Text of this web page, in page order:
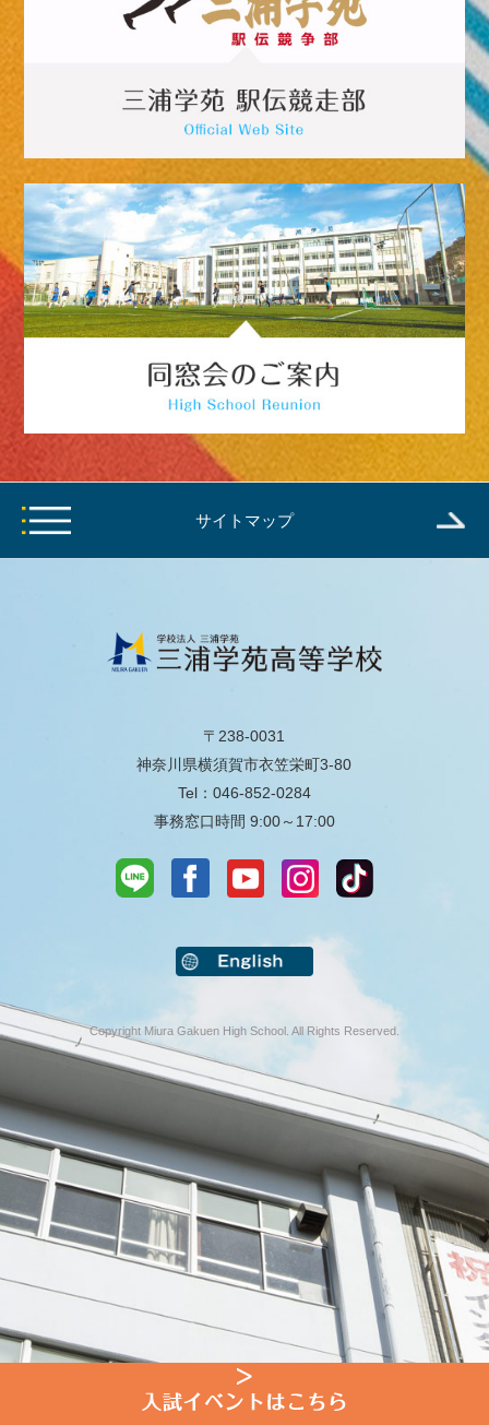
サイトマップ
〒238-0031
神奈川県横須賀市衣笠栄町3-80
Tel：046-852-0284
事務窓口時間 9:00～17:00
Copyright Miura Gakuen High School. All Rights Reserved.